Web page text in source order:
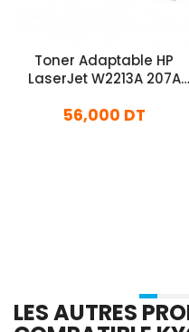
Toner Adaptable HP
LaserJet W2213A 207A
56,000 DT
LES AUTRES